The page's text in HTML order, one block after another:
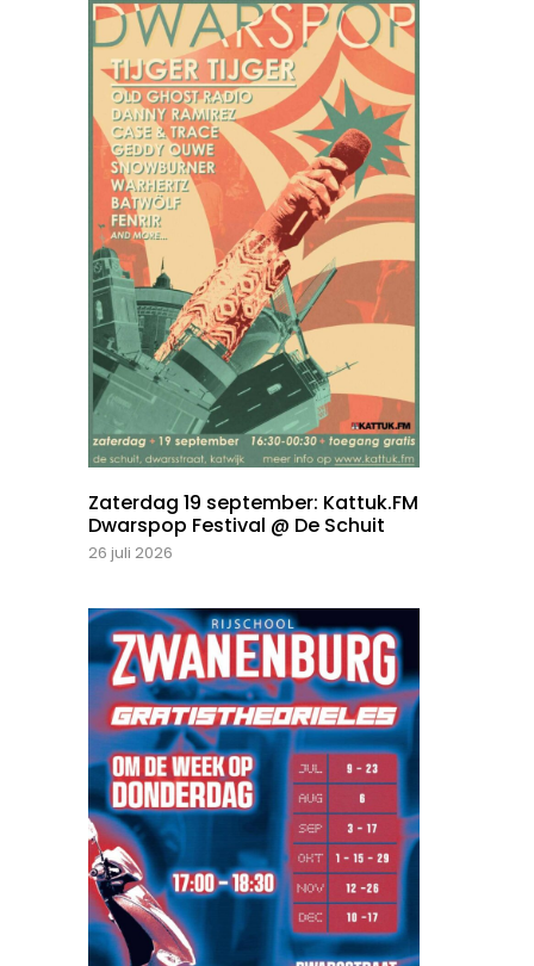
Zaterdag 19 september: Kattuk.FM
Dwarspop Festival @ De Schuit
26 juli 2026